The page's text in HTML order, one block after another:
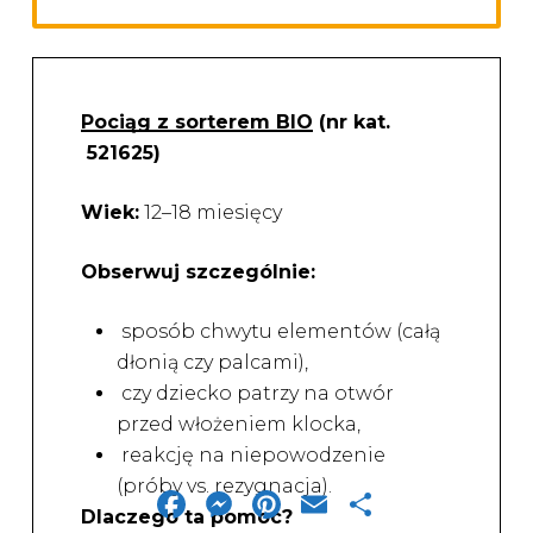
Pociąg z sorterem BIO (nr kat.
521625)
Wiek: 12–18 miesięcy
Obserwuj szczególnie:
sposób chwytu elementów (całą
dłonią czy palcami),
czy dziecko patrzy na otwór
przed włożeniem klocka,
reakcję na niepowodzenie
(próby vs. rezygnacja).
Dlaczego ta pomoc?
FacebookMessenger
Pinterest
Email